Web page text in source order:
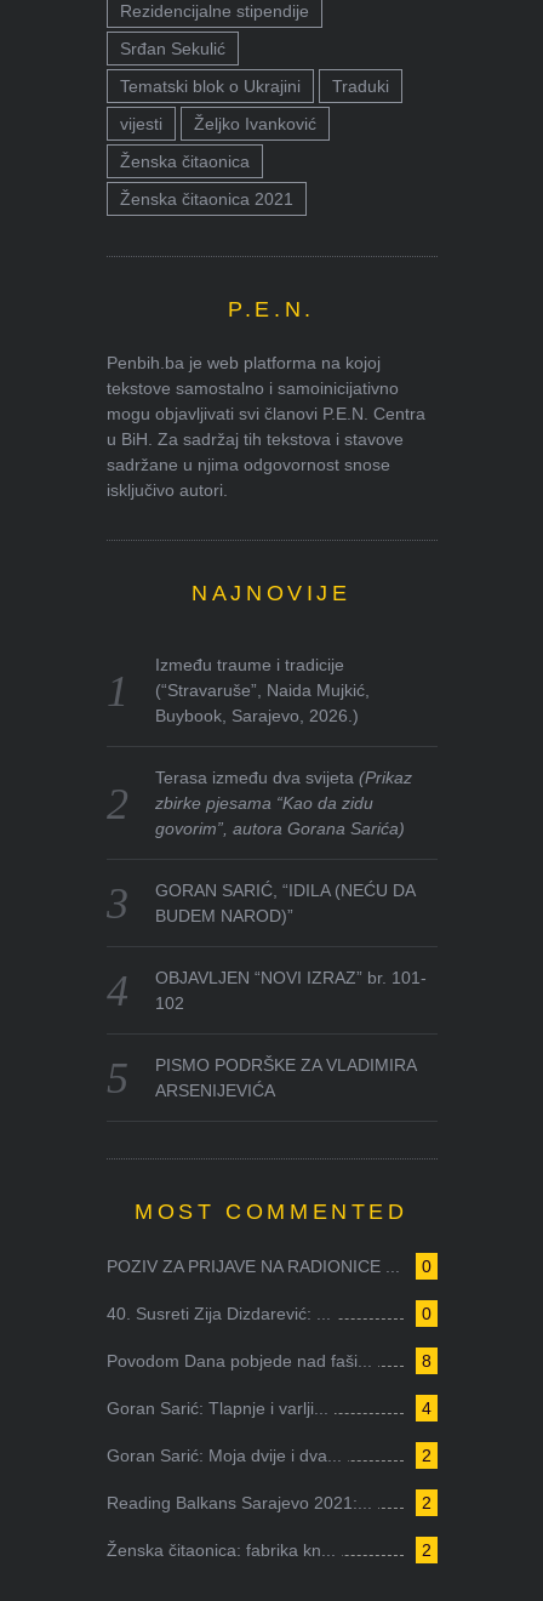
Rezidencijalne stipendije
Srđan Sekulić
Tematski blok o Ukrajini
Traduki
vijesti
Željko Ivanković
Ženska čitaonica
Ženska čitaonica 2021
P.E.N.
Penbih.ba je web platforma na kojoj
tekstove samostalno i samoinicijativno
mogu objavljivati svi članovi P.E.N. Centra
u BiH. Za sadržaj tih tekstova i stavove
sadržane u njima odgovornost snose
isključivo autori.
NAJNOVIJE
Između traume i tradicije
(“Stravaruše”, Naida Mujkić,
Buybook, Sarajevo, 2026.)
Terasa između dva svijeta(Prikaz
zbirke pjesama “Kao da zidu
govorim”, autora Gorana Sarića)
GORAN SARIĆ, “IDILA (NEĆU DA
BUDEM NAROD)”
OBJAVLJEN “NOVI IZRAZ” br. 101-
102
PISMO PODRŠKE ZA VLADIMIRA
ARSENIJEVIĆA
MOST COMMENTED
0
POZIV ZA PRIJAVE NA RADIONICE ...
0
40. Susreti Zija Dizdarević: ...
8
Povodom Dana pobjede nad faši...
4
Goran Sarić: Tlapnje i varlji...
2
Goran Sarić: Moja dvije i dva...
2
Reading Balkans Sarajevo 2021:...
2
Ženska čitaonica: fabrika kn...